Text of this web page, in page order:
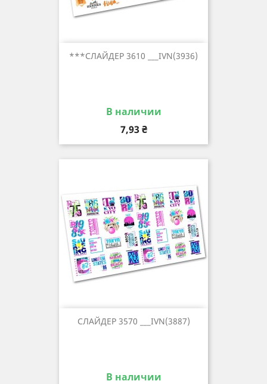
***СЛАЙДЕР 3610 ___IVN(3936)
В наличии
Цена
7,93 ₴
СЛАЙДЕР 3570 ___IVN(3887)
В наличии